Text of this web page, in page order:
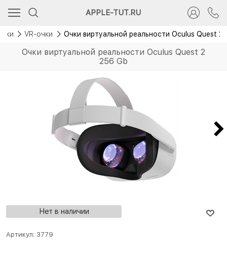
APPLE-TUT.RU
VR-очки Очки виртуальной реальности Oculus Quest 2
Очки виртуальной реальности Oculus Quest 2
256 Gb
Нет в наличии
Артикул: 3779